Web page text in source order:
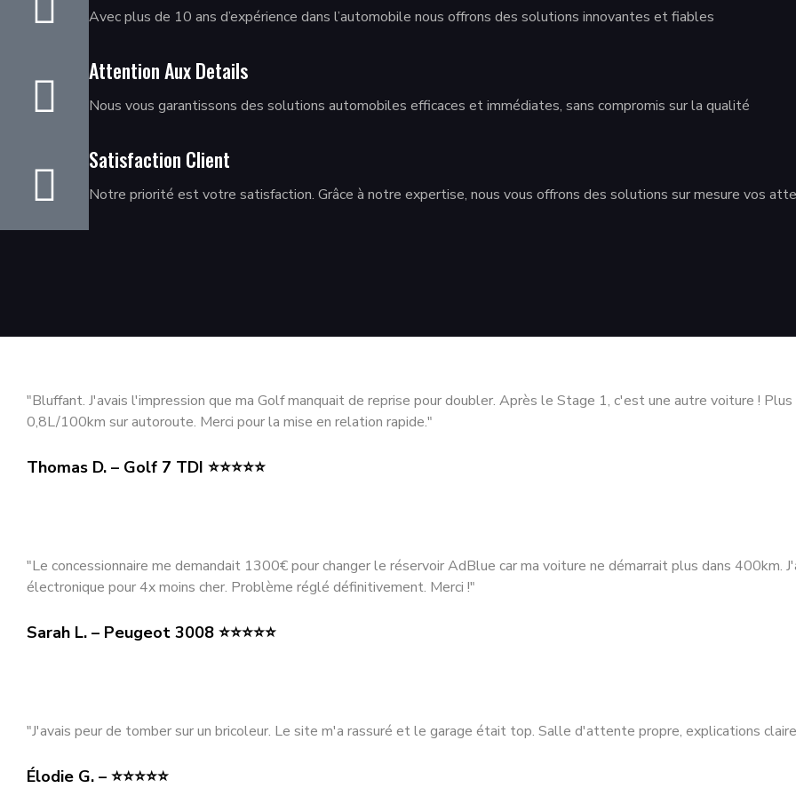
Avec plus de 10 ans d’expérience dans l’automobile nous offrons des solutions innovantes et fiables
Attention Aux Details
Nous vous garantissons des solutions automobiles efficaces et immédiates, sans compromis sur la qualité
Satisfaction Client
Notre priorité est votre satisfaction. Grâce à notre expertise, nous vous offrons des solutions sur mesure vos
"Bluffant. J'avais l'impression que ma Golf manquait de reprise pour doubler. Après le Stage 1, c'est une autre voiture !
0,8L/100km sur autoroute. Merci pour la mise en relation rapide."
Thomas D. – Golf 7 TDI ⭐⭐⭐⭐⭐
"Le concessionnaire me demandait 1300€ pour changer le réservoir AdBlue car ma voiture ne démarrait plus dans
électronique pour 4x moins cher. Problème réglé définitivement. Merci !"
Sarah L. – Peugeot 3008 ⭐⭐⭐⭐⭐
"J'avais peur de tomber sur un bricoleur. Le site m'a rassuré et le garage était top. Salle d'attente propre, explications
Élodie G. – ⭐⭐⭐⭐⭐